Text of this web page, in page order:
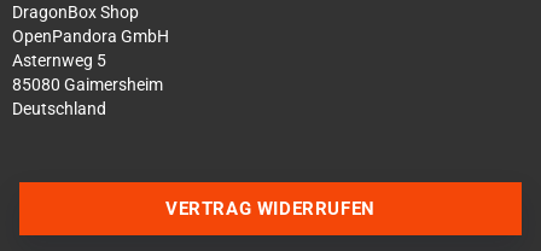
DragonBox Shop
OpenPandora GmbH
Asternweg 5
85080 Gaimersheim
Deutschland
Über WhatsApp schreiben
VERTRAG WIDERRUFEN